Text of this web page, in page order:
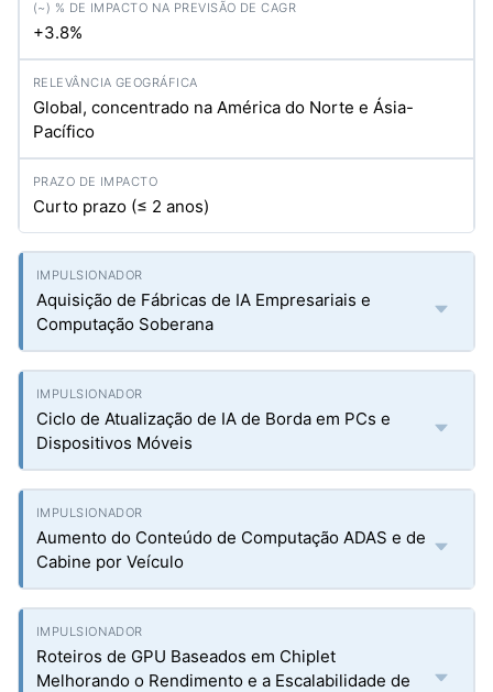
+3.8%
Global, concentrado na América do Norte e Ásia-
Pacífico
Curto prazo (≤ 2 anos)
Aquisição de Fábricas de IA Empresariais e
Computação Soberana
Ciclo de Atualização de IA de Borda em PCs e
Dispositivos Móveis
Aumento do Conteúdo de Computação ADAS e de
Cabine por Veículo
Roteiros de GPU Baseados em Chiplet
Melhorando o Rendimento e a Escalabilidade de